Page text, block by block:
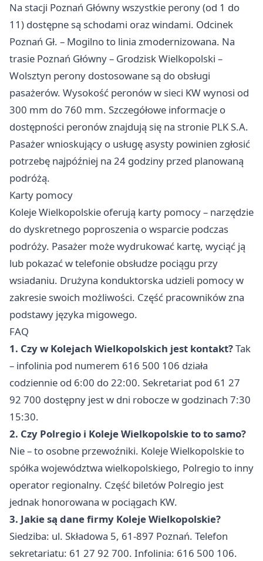
Na stacji Poznań Główny wszystkie perony (od 1 do
11) dostępne są schodami oraz windami. Odcinek
Poznań Gł. – Mogilno to linia zmodernizowana. Na
trasie Poznań Główny – Grodzisk Wielkopolski –
Wolsztyn perony dostosowane są do obsługi
pasażerów. Wysokość peronów w sieci KW wynosi od
300 mm do 760 mm. Szczegółowe informacje o
dostępności peronów znajdują się na stronie PLK S.A.
Pasażer wnioskujący o usługę asysty powinien zgłosić
potrzebę najpóźniej na 24 godziny przed planowaną
podróżą.
Karty pomocy
Koleje Wielkopolskie oferują karty pomocy – narzędzie
do dyskretnego poproszenia o wsparcie podczas
podróży. Pasażer może wydrukować kartę, wyciąć ją
lub pokazać w telefonie obsłudze pociągu przy
wsiadaniu. Drużyna konduktorska udzieli pomocy w
zakresie swoich możliwości. Część pracowników zna
podstawy języka migowego.
FAQ
1. Czy w Kolejach Wielkopolskich jest kontakt?Tak
– infolinia pod numerem 616 500 106 działa
codziennie od 6:00 do 22:00. Sekretariat pod 61 27
92 700 dostępny jest w dni robocze w godzinach 7:30
15:30.
2. Czy Polregio i Koleje Wielkopolskie to to samo?
Nie – to osobne przewoźniki. Koleje Wielkopolskie to
spółka województwa wielkopolskiego, Polregio to inny
operator regionalny. Część biletów Polregio jest
jednak honorowana w pociągach KW.
3. Jakie są dane firmy Koleje Wielkopolskie?
Siedziba: ul. Składowa 5, 61-897 Poznań. Telefon
sekretariatu: 61 27 92 700. Infolinia: 616 500 106.